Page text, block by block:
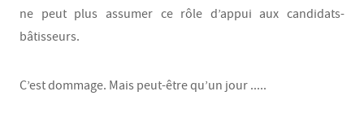
ne peut plus assumer ce rôle d’appui aux candidats-
bâtisseurs.
C’est dommage. Mais peut-être qu’un jour .....